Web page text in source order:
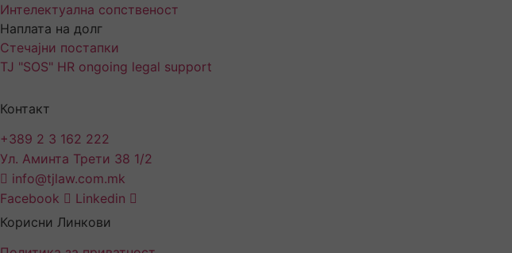
Интелектуална сопственост
Наплата на долг
Стечајни постапки
TJ "SOS" HR ongoing legal support
Контакт
+389 2 3 162 222
Ул. Аминта Трети 38 1/2
info@tjlaw.com.mk
Facebook
Linkedin
Корисни Линкови